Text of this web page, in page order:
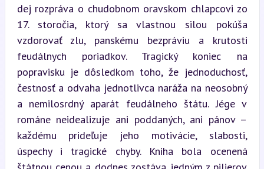
dej rozpráva o chudobnom oravskom chlapcovi zo
17. storočia, ktorý sa vlastnou silou pokúša
vzdorovať zlu, panskému bezpráviu a krutosti
feudálnych poriadkov. Tragický koniec na
popravisku je dôsledkom toho, že jednoduchosť,
čestnosť a odvaha jednotlivca naráža na neosobný
a nemilosrdný aparát feudálneho štátu. Jége v
románe neidealizuje ani poddaných, ani pánov –
každému prideľuje jeho motivácie, slabosti,
úspechy i tragické chyby. Kniha bola ocenená